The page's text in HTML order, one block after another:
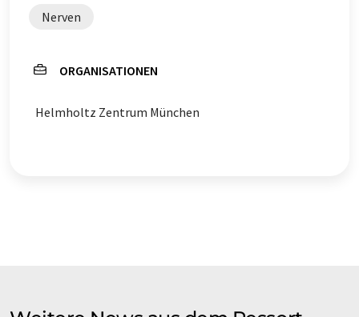
Nerven
ORGANISATIONEN
Helmholtz Zentrum München